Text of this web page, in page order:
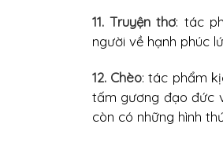
11. Truyện thơ: tác
người về hạnh phúc
12. Chèo: tác phẩm
tấm gương đạo đức
còn có những hình